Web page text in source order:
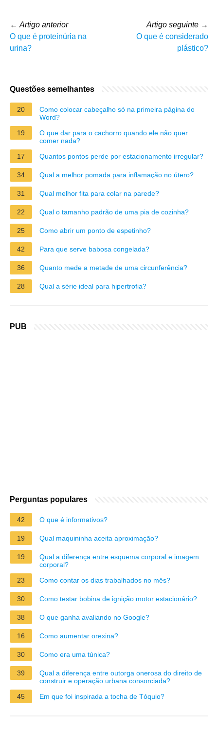
← Artigo anterior
O que é proteinúria na
urina?
Artigo seguinte →
O que é considerado
plástico?
Questões semelhantes
20
Como colocar cabeçalho só na primeira página do
Word?
19
O que dar para o cachorro quando ele não quer
comer nada?
17
Quantos pontos perde por estacionamento irregular?
34 Qual a melhor pomada para inflamação no útero?
31 Qual melhor fita para colar na parede?
22 Qual o tamanho padrão de uma pia de cozinha?
25 Como abrir um ponto de espetinho?
42 Para que serve babosa congelada?
36 Quanto mede a metade de uma circunferência?
28 Qual a série ideal para hipertrofia?
PUB
Perguntas populares
42 O que é informativos?
19 Qual maquininha aceita aproximação?
19
Qual a diferença entre esquema corporal e imagem
corporal?
23
Como contar os dias trabalhados no mês?
30 Como testar bobina de ignição motor estacionário?
38 O que ganha avaliando no Google?
16 Como aumentar orexina?
30 Como era uma túnica?
39
Qual a diferença entre outorga onerosa do direito de
construir e operação urbana consorciada?
45
Em que foi inspirada a tocha de Tóquio?